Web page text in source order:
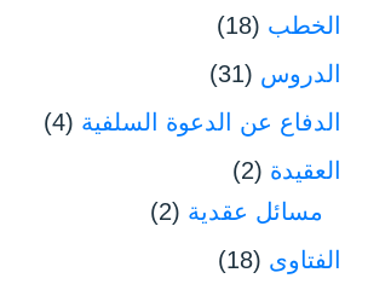
الخطب (18)
الدروس (31)
الدفاع عن الدعوة السلفية (4)
العقيدة (2)
مسائل عقدية (2)
الفتاوى (18)